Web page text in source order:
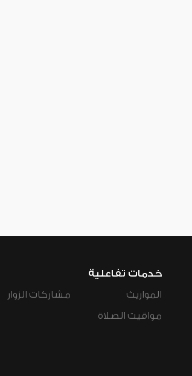
خدمات تفاعلية
المواريث
مواقيت الصلاة
مشاركات الزوار